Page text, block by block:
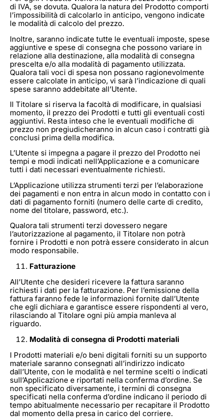
di IVA, se dovuta. Qualora la natura del Prodotto comporti
l’impossibilità di calcolarlo in anticipo, vengono indicate
le modalità di calcolo del prezzo.
Inoltre, saranno indicate tutte le eventuali imposte, spese
aggiuntive e spese di consegna che possono variare in
relazione alla destinazione, alla modalità di consegna
prescelta e/o alla modalità di pagamento utilizzata.
Qualora tali voci di spesa non possano ragionevolmente
essere calcolate in anticipo, vi sarà l’indicazione di quali
spese saranno addebitate all’Utente.
Il Titolare si riserva la facoltà di modificare, in qualsiasi
momento, il prezzo dei Prodotti e tutti gli eventuali costi
aggiuntivi. Resta inteso che le eventuali modifiche di
prezzo non pregiudicheranno in alcun caso i contratti già
conclusi prima della modifica.
L’Utente si impegna a pagare il prezzo del Prodotto nei
tempi e modi indicati nell’Applicazione e a comunicare
tutti i dati necessari eventualmente richiesti.
L’Applicazione utilizza strumenti terzi per l’elaborazione
dei pagamenti e non entra in alcun modo in contatto con i
dati di pagamento forniti (numero delle carte di credito,
nome del titolare, password, etc.).
Qualora tali strumenti terzi dovessero negare
l’autorizzazione al pagamento, il Titolare non potrà
fornire i Prodotti e non potrà essere considerato in alcun
modo responsabile.
Fatturazione
All’Utente che desideri ricevere la fattura saranno
richiesti i dati per la fatturazione. Per l’emissione della
fattura faranno fede le informazioni fornite dall’Utente
che egli dichiara e garantisce essere rispondenti al vero,
rilasciando al Titolare ogni più ampia manleva al
riguardo.
Modalità di consegna di Prodotti materiali
I Prodotti materiali e/o beni digitali forniti su un supporto
materiale saranno consegnati all’indirizzo indicato
dall’Utente, con le modalità e nel termine scelti o indicati
sull’Applicazione e riportati nella conferma d’ordine. Se
non specificato diversamente, i termini di consegna
specificati nella conferma d’ordine indicano il periodo di
tempo abitualmente necessario per recapitare il Prodotto
dal momento della presa in carico del corriere.